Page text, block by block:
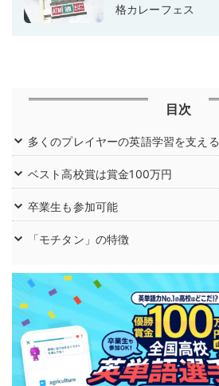
格カレーフェス
目次
多くのプレイヤーの英語学習を支える
ベスト高校賞は賞金100万円
卒業生も参加可能
「モチタン」の特徴